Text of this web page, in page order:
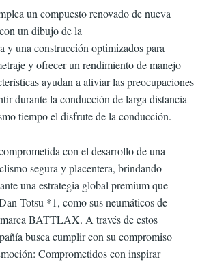
un compuesto renovado de nueva
un dibujo de la
y una construcción optimizados para
y ofrecer un rendimiento de manejo
ayudan a aliviar las preocupaciones
durante la conducción de larga distancia
tiempo el disfrute de la conducción.
con el desarrollo de una
segura y placentera, brindando
una estrategia global premium que
Totsu *1, como sus neumáticos de
BATTLAX. A través de estos
busca cumplir con su compromiso
Comprometidos con inspirar